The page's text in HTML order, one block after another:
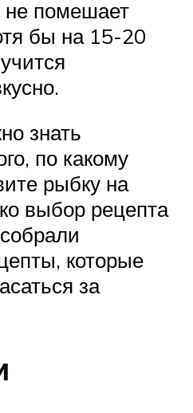
не помешает
бы на 15-20
знать
по какому
рыбку на
выбор рецепта
которые
за